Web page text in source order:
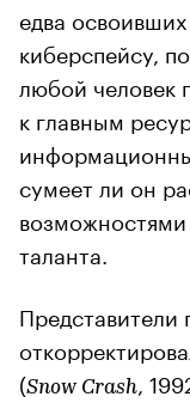
едва
киберспейсу,
любой человек
к главным
сумеет ли он
таланта.
Представители
(Snow Crash ,